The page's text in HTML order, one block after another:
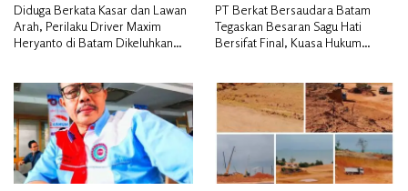
Diduga Berkata Kasar dan Lawan
Arah, Perilaku Driver Maxim
Heryanto di Batam Dikeluhkan
PT Berkat Bersaudara Batam
Tegaskan Besaran Sagu Hati
Bersifat Final, Kuasa Hukum